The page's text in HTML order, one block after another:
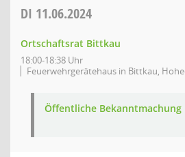
DI 11.06.2024
Ortschaftsrat Bittkau
18:00-18:38 Uhr
Feuerwehrgerätehaus in Bittkau,
Öffentliche Bekanntmachung